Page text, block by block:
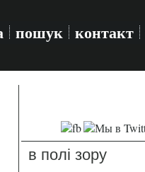
пошук контакт
в полі зору